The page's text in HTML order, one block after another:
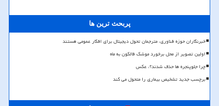
پربحث ترین ها
خبرنگاران حوزه فناوری، مترجمان تحول دیجیتال برای افکار عمومی هستند
اولین تصویر از محل برخورد موشک فالکون به ماه
چرا جلوپنجره ها حذف شدند؟، عکس
برچسب جدید تشخیص بیماری را متحول می کند